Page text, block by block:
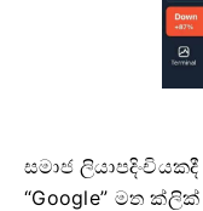
සමාජ
“Google” මත